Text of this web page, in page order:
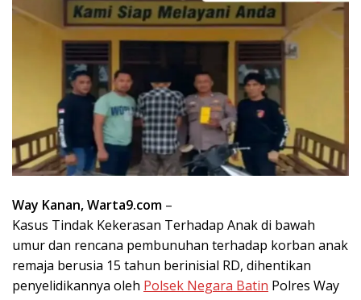
Way Kanan, Warta9.com –
Kasus Tindak Kekerasan Terhadap Anak di bawah
umur dan rencana pembunuhan terhadap korban anak
remaja berusia 15 tahun berinisial RD, dihentikan
penyelidikannya oleh Polsek Negara Batin Polres Way